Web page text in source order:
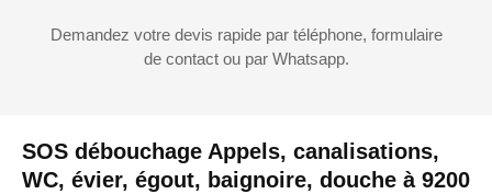
SOS débouchage Appels, canalisations,
WC, évier, égout, baignoire, douche à 9200
Demandez votre devis rapide par téléphone, formulaire
de contact ou par Whatsapp.